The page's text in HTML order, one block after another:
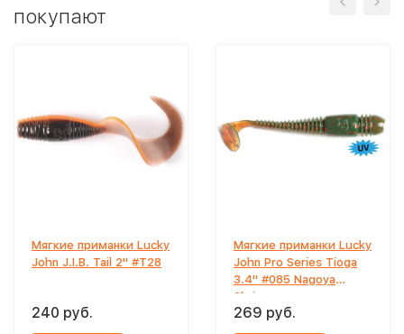
покупают
Мягкие приманки Lucky
John J.I.B. Tail 2'' #T28
240 руб.
Мягкие приманки Lucky
John Pro Series Tioga
3.4" #085 Nagoya
Shrimp
269 руб.